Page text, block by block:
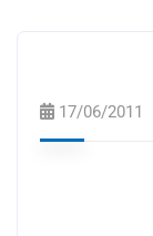
17/06/2011